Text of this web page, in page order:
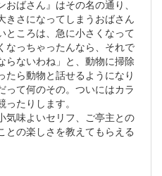
ばさん』はその名の通り、
きさになってしまうおばさん
ところは、急に小さくなって
なっちゃったんなら、それで
らないわね」と、動物に掃除
たら動物と話せるようになり
って何のその。ついにはカラ
たりします。
味よいセリフ、ご亭主との
との楽しさを教えてもらえる